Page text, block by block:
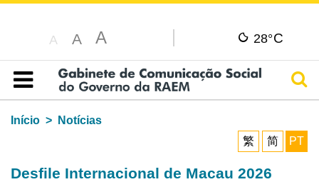
A A A 28°C
Índice
Início
Notícias
繁
简 PT
Desfile Internacional de Macau 2026